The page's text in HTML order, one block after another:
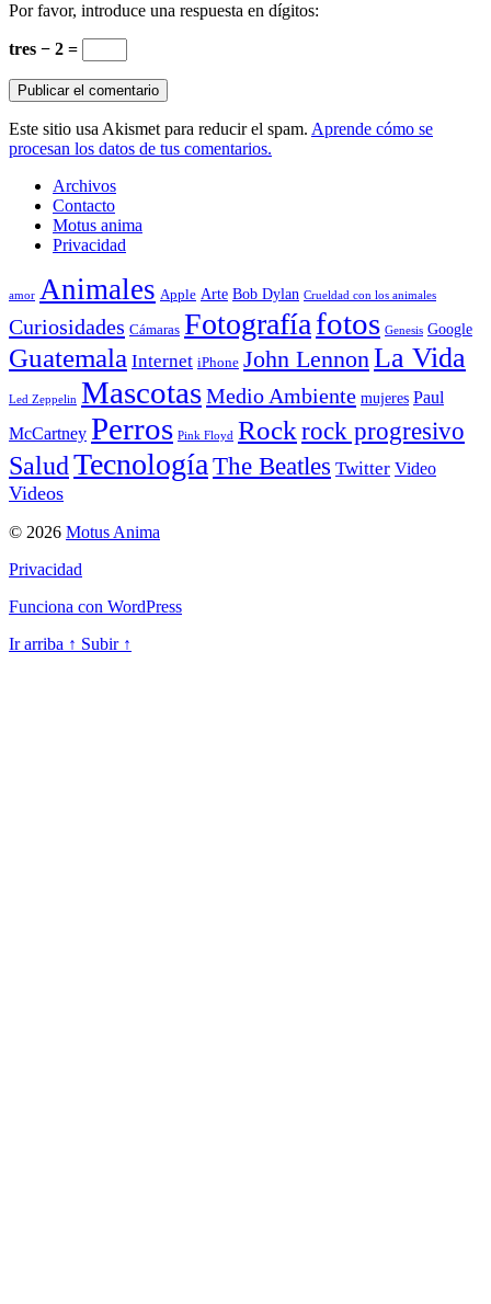
Por favor, introduce una respuesta en dígitos:
tres − 2 =
Este sitio usa Akismet para reducir el spam. Aprende cómo se
procesan los datos de tus comentarios.
Archivos
Contacto
Motus anima
Privacidad
amor Animales Apple Arte Bob Dylan Crueldad con los animales
Curiosidades Cámaras Fotografíafotos Genesis Google
Guatemala Internet iPhone John LennonLa Vida
Led Zeppelin MascotasMedio Ambiente mujeres Paul
McCartney Perros Pink Floyd Rockrock progresivo
SaludTecnologíaThe Beatles Twitter Video
Videos
© 2026 Motus Anima
Privacidad
Funciona con WordPress
Ir arriba ↑ Subir ↑